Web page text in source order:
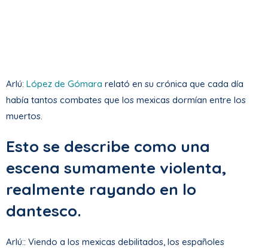
Arlú: López de Gómara relató en su crónica que cada día
había tantos combates que los mexicas dormían entre los
muertos.
Esto se describe como una
escena sumamente violenta,
realmente rayando en lo
dantesco.
Arlú:: Viendo a los mexicas debilitados, los españoles